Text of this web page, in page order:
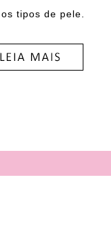
tipos de pele.